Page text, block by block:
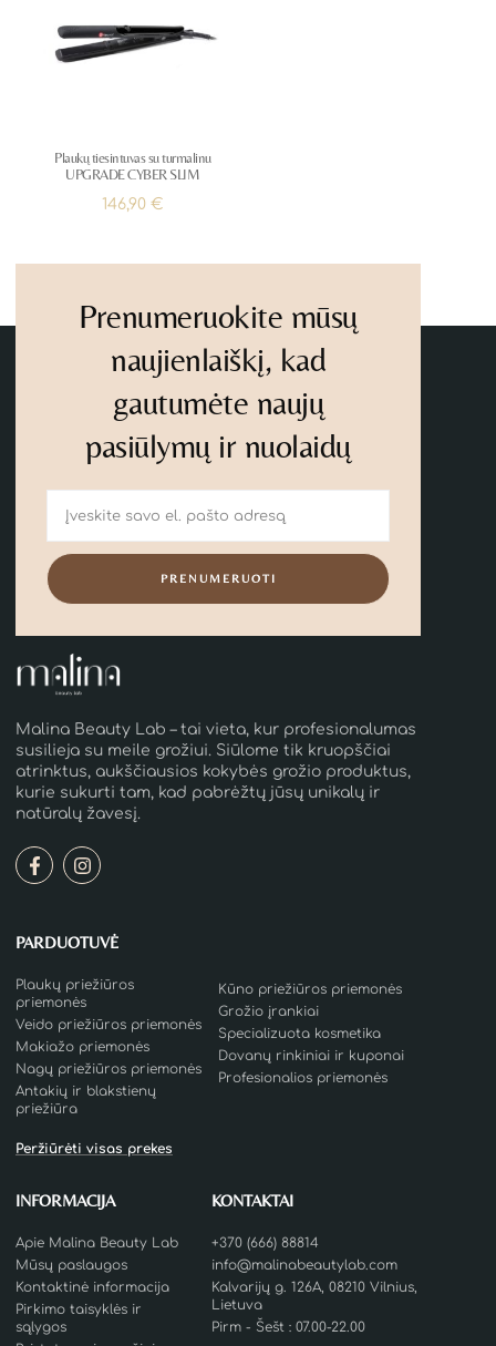
Plaukų tiesintuvas su turmalinu
UPGRADE CYBER SLIM
146,90 €
Prenumeruokite mūsų
naujienlaiškį, kad
gautumėte naujų
pasiūlymų ir nuolaidų
PRENUMERUOTI
Malina Beauty Lab – tai vieta, kur profesionalumas
susilieja su meile grožiui. Siūlome tik kruopščiai
atrinktus, aukščiausios kokybės grožio produktus,
kurie sukurti tam, kad pabrėžtų jūsų unikalų ir
natūralų žavesį.
PARDUOTUVĖ
Plaukų priežiūros
priemonės
Veido priežiūros priemonės
Makiažo priemonės
Nagų priežiūros priemonės
Antakių ir blakstienų
priežiūra
Peržiūrėti visas prekes
Kūno priežiūros priemonės
Grožio įrankiai
Specializuota kosmetika
Dovanų rinkiniai ir kuponai
Profesionalios priemonės
INFORMACIJA
Apie Malina Beauty Lab
Mūsų paslaugos
Kontaktinė informacija
Pirkimo taisyklės ir
sąlygos
KONTAKTAI
+370 (666) 88814
info@malinabeautylab.com
Kalvarijų g. 126A, 08210 Vilnius,
Lietuva
Pirm - Šešt : 07.00-22.00